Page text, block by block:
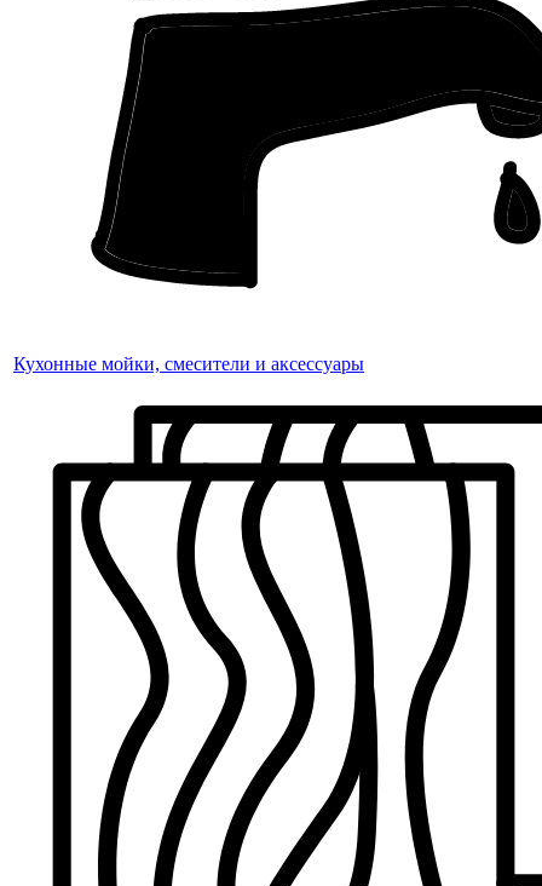
Кухонные мойки, смесители и аксессуары